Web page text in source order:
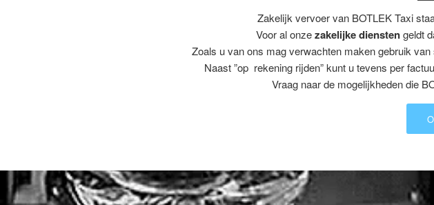
Zakelijk vervoer van BOTLEK Taxi
Voor al onzezakelijke dienstengeldt
Zoals u van ons mag verwachten maken gebruik van
Naast ”op rekening rijden” kunt u tevens per
Vraag naar de mogelijkheden die